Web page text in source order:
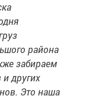
района
забираем
других
Это наша